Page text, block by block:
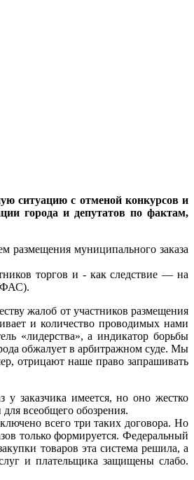
ситуацию с отменой конкурсов и
города и депутатов по фактам,
размещения муниципального заказа
торгов и - как следствие — на
жалоб от участников размещения
и количество проводимых нами
«лидерства», а индикатор борьбы
обжалует в арбитражном суде. Мы
отрицают наше право запрашивать
заказчика имеется, но оно жестко
всеобщего обозрения.
всего три таких договора. Но
только формируется. Федеральный
товаров эта система решила, а
и плательщика защищены слабо.